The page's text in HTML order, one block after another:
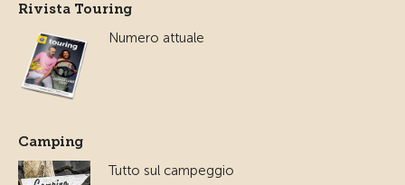
Rivista Touring
Numero attuale
Camping
Tutto sul campeggio